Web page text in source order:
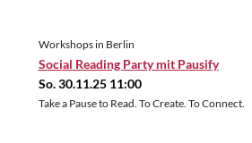
Workshops in Berlin
Social Reading Party mit Pausify
So. 30.11.25 11:00
Take a Pause to Read. To Create. To Connect.